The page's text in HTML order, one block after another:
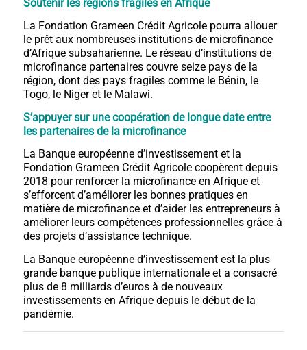
Soutenir les régions fragiles en Afrique
La Fondation Grameen Crédit Agricole pourra allouer
le prêt aux nombreuses institutions de microfinance
d’Afrique subsaharienne. Le réseau d’institutions de
microfinance partenaires couvre seize pays de la
région, dont des pays fragiles comme le Bénin, le
Togo, le Niger et le Malawi.
S’appuyer sur une coopération de longue date entre
les partenaires de la microfinance
La Banque européenne d’investissement et la
Fondation Grameen Crédit Agricole coopèrent depuis
2018 pour renforcer la microfinance en Afrique et
s’efforcent d’améliorer les bonnes pratiques en
matière de microfinance et d’aider les entrepreneurs à
améliorer leurs compétences professionnelles grâce à
des projets d’assistance technique.
La Banque européenne d’investissement est la plus
grande banque publique internationale et a consacré
plus de 8 milliards d’euros à de nouveaux
investissements en Afrique depuis le début de la
pandémie.